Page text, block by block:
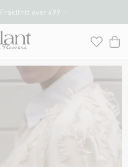
Fraktfritt över 499 :-